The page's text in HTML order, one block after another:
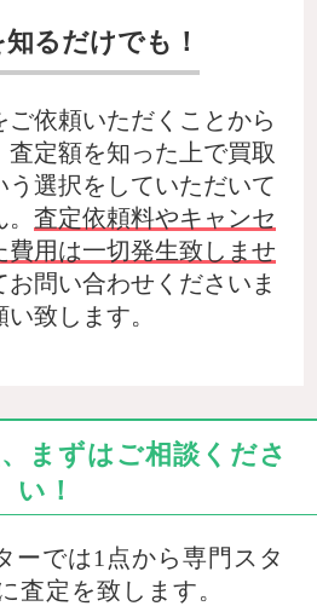
るだけでも！
ご依頼いただくことから
査定額を知った上で買取
う選択をしていただいて
査定依頼料やキャンセ
費用は一切発生致しませ
問い合わせくださいま
致します。
まずはご相談くださ
い！
ーでは1点から専門スタ
査定を致します。